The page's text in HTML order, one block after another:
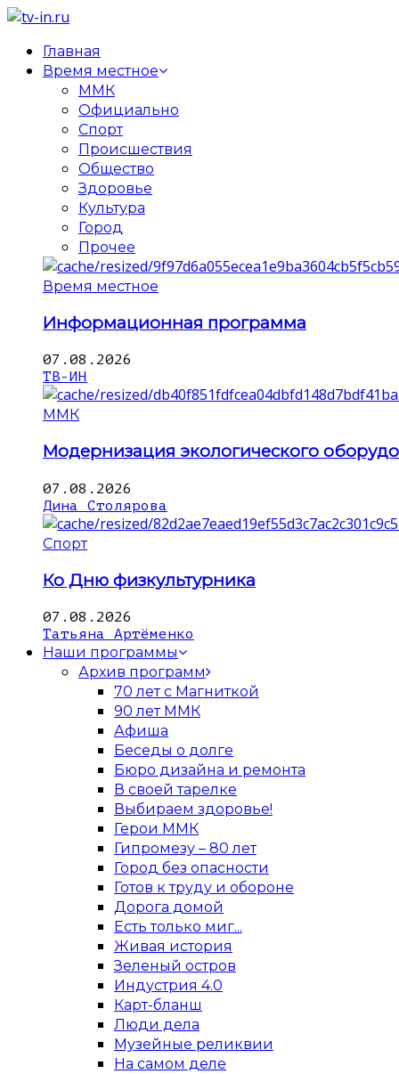
Главная
Время местное
ММК
Официально
Спорт
Происшествия
Общество
Здоровье
Культура
Город
Прочее
Время местное
Информационная программа
07.08.2026
ТВ-ИН
ММК
Модернизация экологического
07.08.2026
Дина Столярова
Спорт
Ко Дню физкультурника
07.08.2026
Татьяна Артёменко
Наши программы
Архив программ
70 лет с Магниткой
90 лет ММК
Афиша
Беседы о долге
Бюро дизайна и ремонта
В своей тарелке
Выбираем здоровье!
Герои ММК
Гипромезу – 80 лет
Город без опасности
Готов к труду и обороне
Дорога домой
Есть только миг...
Живая история
Зеленый остров
Индустрия 4.0
Карт-бланш
Люди дела
Музейные реликвии
На самом деле